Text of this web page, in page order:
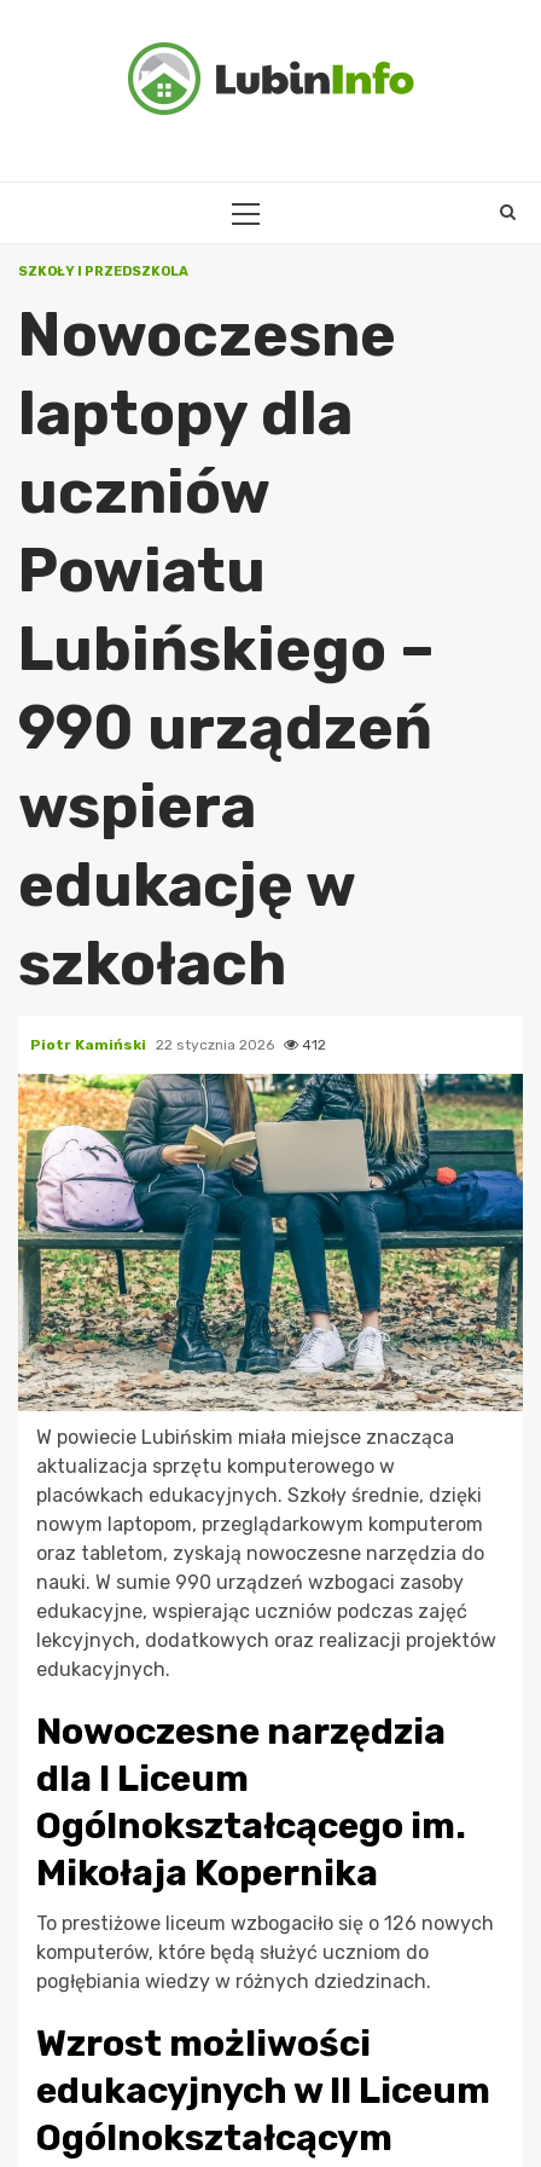
PRIMARY
SZKOŁY I PRZEDSZKOLA
Nowoczesne
laptopy dla
uczniów
Powiatu
Lubińskiego –
990 urządzeń
wspiera
edukację w
szkołach
Piotr Kamiński 22 stycznia 2026 412
W powiecie Lubińskim miała miejsce znacząca
aktualizacja sprzętu komputerowego w
placówkach edukacyjnych. Szkoły średnie, dzięki
nowym laptopom, przeglądarkowym komputerom
oraz tabletom, zyskają nowoczesne narzędzia do
nauki. W sumie 990 urządzeń wzbogaci zasoby
edukacyjne, wspierając uczniów podczas zajęć
lekcyjnych, dodatkowych oraz realizacji projektów
edukacyjnych.
Nowoczesne narzędzia
dla I Liceum
Ogólnokształcącego im.
Mikołaja Kopernika
To prestiżowe liceum wzbogaciło się o 126 nowych
komputerów, które będą służyć uczniom do
pogłębiania wiedzy w różnych dziedzinach.
Wzrost możliwości
edukacyjnych w II Liceum
Ogólnokształcącym